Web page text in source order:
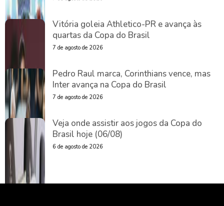
Vitória goleia Athletico-PR e avança às
quartas da Copa do Brasil
7 de agosto de 2026
Pedro Raul marca, Corinthians vence, mas
Inter avança na Copa do Brasil
7 de agosto de 2026
Veja onde assistir aos jogos da Copa do
Brasil hoje (06/08)
6 de agosto de 2026